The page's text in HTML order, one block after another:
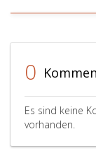
0
Es sind keine
vorhanden.